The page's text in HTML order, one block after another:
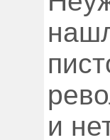
и